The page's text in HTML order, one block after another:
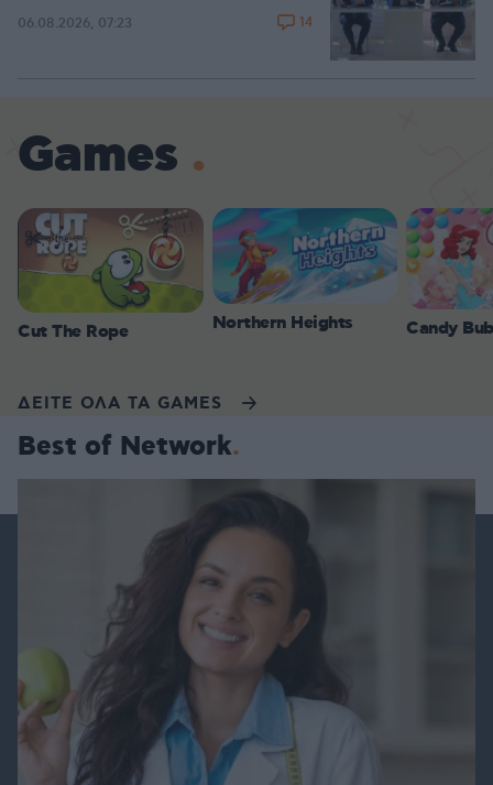
06.08.2026, 07:23 14
Games
Cut The Rope Northern Heights Candy
ΔΕΙΤΕ ΟΛΑ ΤΑ GAMES
Best of Network